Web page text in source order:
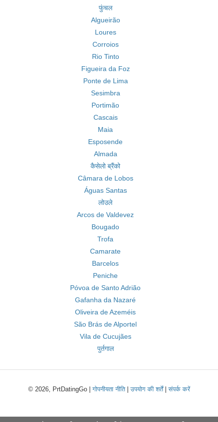
फुंचल
Algueirão
Loures
Corroios
Rio Tinto
Figueira da Foz
Ponte de Lima
Sesimbra
Portimão
Cascais
Maia
Esposende
Almada
कैसेलो ब्रैंको
Câmara de Lobos
Águas Santas
लोउले
Arcos de Valdevez
Bougado
Trofa
Camarate
Barcelos
Peniche
Póvoa de Santo Adrião
Gafanha da Nazaré
Oliveira de Azeméis
São Brás de Alportel
Vila de Cucujães
पुर्तगाल
© 2026, PrtDatingGo |गोपनीयता नीति|उपयोग की शर्तें|संपर्क करें